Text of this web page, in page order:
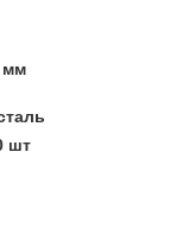
мм
шт